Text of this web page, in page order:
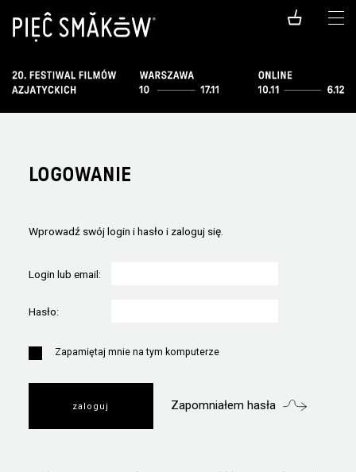
LOGOWANIE
Wprowadź swój login i hasło i zaloguj się.
Login lub email:
Hasło:
Zapamiętaj mnie na tym komputerze
Zapomniałem hasła